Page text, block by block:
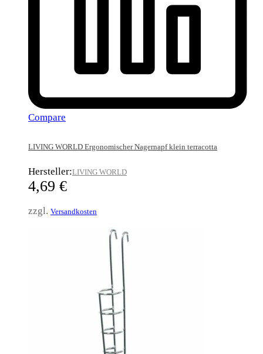
Compare
LIVING WORLD Ergonomischer Nagernapf klein terracotta
Hersteller:LIVING WORLD
4,69 €
zzgl. Versandkosten